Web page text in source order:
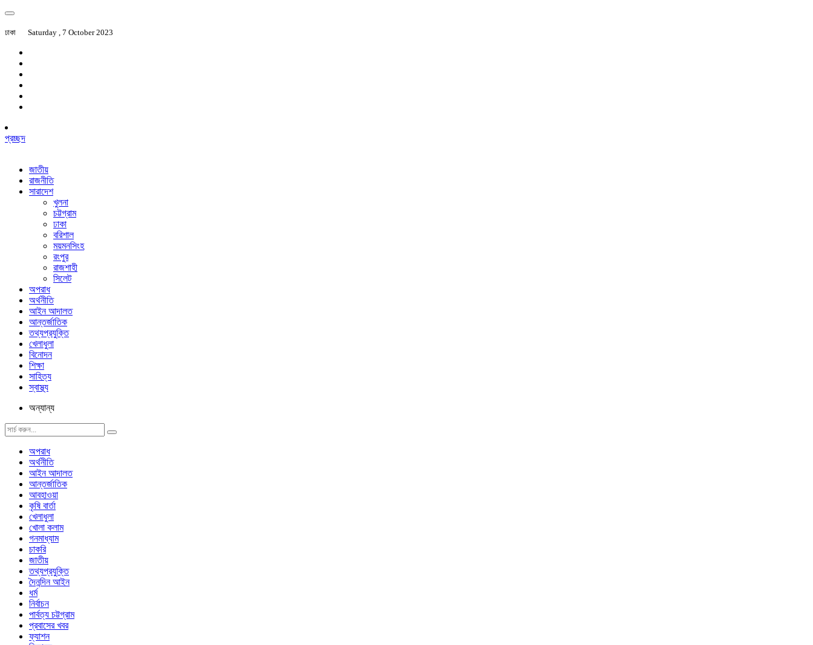
ঢাকা Saturday , 7 October 2023
প্রচ্ছদ
জাতীয়
রাজনীতি
সারাদেশ
খুলনা
চট্টগ্রাম
ঢাকা
বরিশাল
ময়মনসিংহ
রংপুর
রাজশাহী
সিলেট
অপরাধ
অর্থনীতি
আইন আদালত
আন্তর্জাতিক
তথ্যপ্রযুক্তি
খেলাধুলা
বিনোদন
শিক্ষা
সাহিত্য
স্বাস্থ্য
অন্যান্য
অপরাধ
অর্থনীতি
আইন আদালত
আন্তর্জাতিক
আবহাওয়া
কৃষি বার্তা
খেলাধুলা
খোলা কলাম
গনমাধ্যাম
চাকরি
জাতীয়
তথ্যপ্রযুক্তি
দৈনন্দিন আইন
ধর্ম
নির্বাচন
পার্বত্য চট্টগ্রাম
প্রবাসের খবর
ফ্যাশন